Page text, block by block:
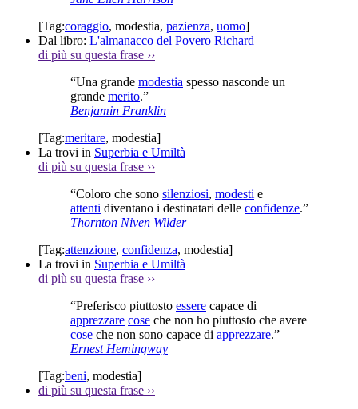
[Tag:coraggio, modestia, pazienza, uomo]
Dal libro: L'almanacco del Povero Richard
di più su questa frase ››
“Una grande modestia spesso nasconde un
grande merito.”
Benjamin Franklin
[Tag:meritare, modestia]
La trovi in Superbia e Umiltà
di più su questa frase ››
“Coloro che sono silenziosi, modesti e
attenti diventano i destinatari delle confidenze.”
Thornton Niven Wilder
[Tag:attenzione, confidenza, modestia]
La trovi in Superbia e Umiltà
di più su questa frase ››
“Preferisco piuttosto essere capace di
apprezzare cose che non ho piuttosto che avere
cose che non sono capace di apprezzare.”
Ernest Hemingway
[Tag:beni, modestia]
di più su questa frase ››